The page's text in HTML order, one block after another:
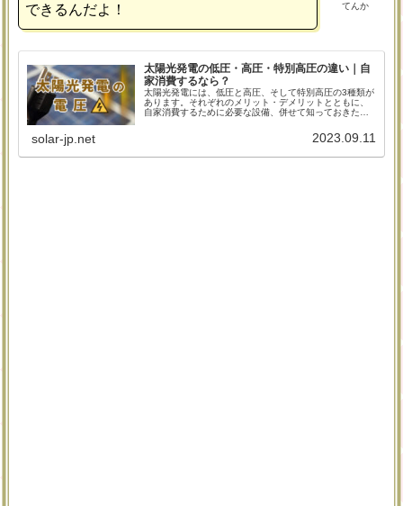
てんか
できるんだよ！
太陽光発電の低圧・高圧・特別高圧の違い｜自
家消費するなら？
太陽光発電には、低圧と高圧、そして特別高圧の3種類が
あります。それぞれのメリット・デメリットとともに、
自家消費するために必要な設備、併せて知っておきたい
solar-jp.net 2023.09.11